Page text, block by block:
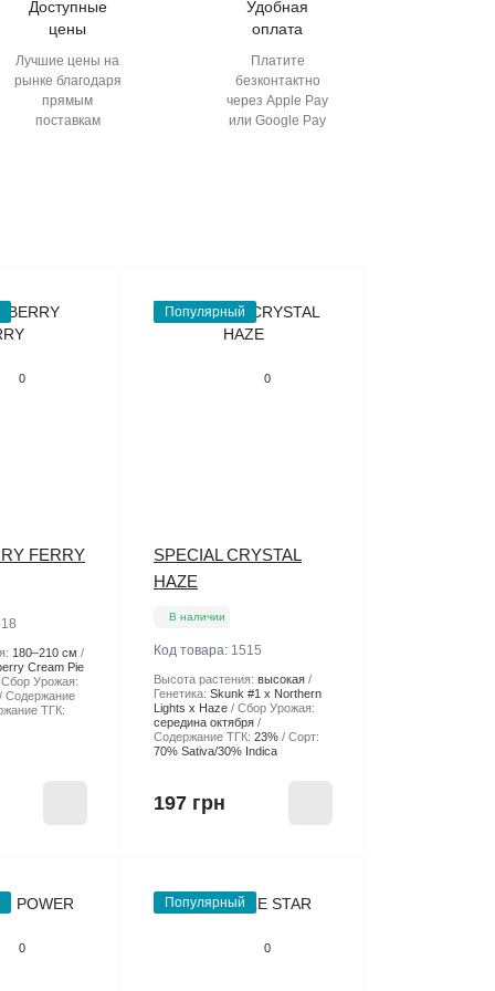
Доступные
цены
Лучшие цены на
рынке благодаря
прямым
поставкам
Удобная
оплата
Платите
безконтактно
через Apple Pay
или Google Pay
0
FERRY
180–210 см
Cream Pie
Сбор Урожая:
Содержание
ТГК:
Популярный
0
SPECIAL CRYSTAL
HAZE
В наличии
Код товара: 1515
Высота растения: высокая
Генетика: Skunk #1 x Northern
Lights x Haze
Сбор Урожая:
середина октября
Содержание ТГК: 23%
Сорт:
70% Sativa/30% Indica
197 грн
0
Популярный
0